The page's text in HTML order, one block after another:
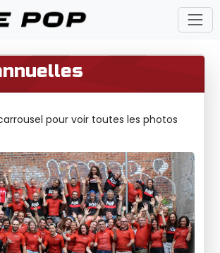
pour voir toutes les photos
Next